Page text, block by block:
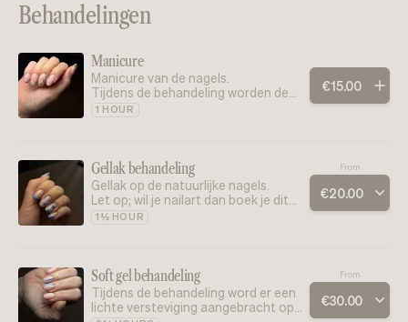
Behandelingen
Manicure
Manicure van de nagels.
Tijdens de behandeling worden de
nagels verzorgd door overtollige
aangebracht ter bescherming.
1 HOUR
€15.00
Gellak behandeling
Gellak op de natuurlijke nagels.
Let op; wil je nailart dan boek je dit
los bij.
1½ HOUR
From
€20.00
Soft gel behandeling
Tijdens de behandeling word er een
lichte versteviging aangebracht op
From
€30.00